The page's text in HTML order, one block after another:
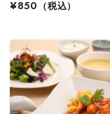
¥850
（税込）